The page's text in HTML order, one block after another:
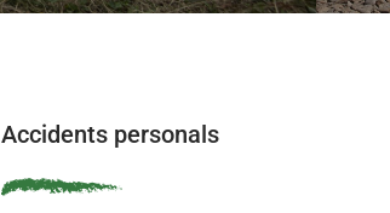
Accidents personals